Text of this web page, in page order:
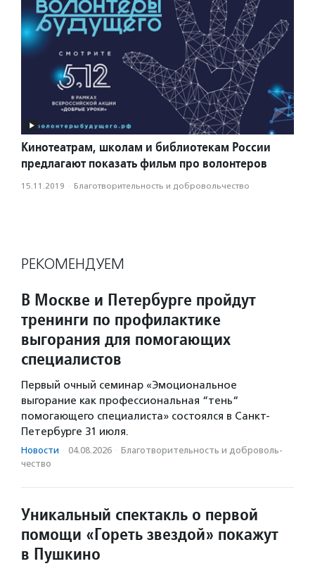
Кинотеатрам, школам и библиотекам России
предлагают показать фильм про волонтеров
15.11.2019 · Благотвори­тель­ность и доброволь­чест­во
РЕКОМЕНДУЕМ
В Москве и Петербурге пройдут
тренинги по профилактике
выгорания для помогающих
специалистов
Первый очный семинар «Эмоциональное
выгорание как профессиональная “тень“
помогающего специалиста» состоялся в Санкт-
Петербурге 31 июля.
Новости · 04.08.2026 · Благотвори­тель­ность и доброволь­
чест­во
Уникальный спектакль о первой
помощи «Гореть звездой» покажут
в Пушкино